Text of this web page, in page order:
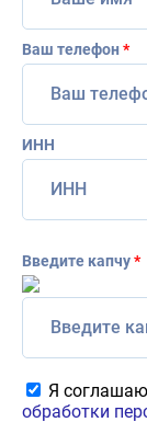
Ваш телефон*
ИНН
Введите капчу*
Я
обработки